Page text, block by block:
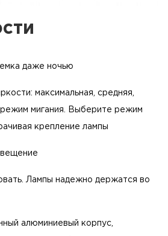
даже ночью
максимальная, средняя,
режим мигания. Выберите режим
крепление лампы
Лампы надежно держатся во
алюминиевый корпус,